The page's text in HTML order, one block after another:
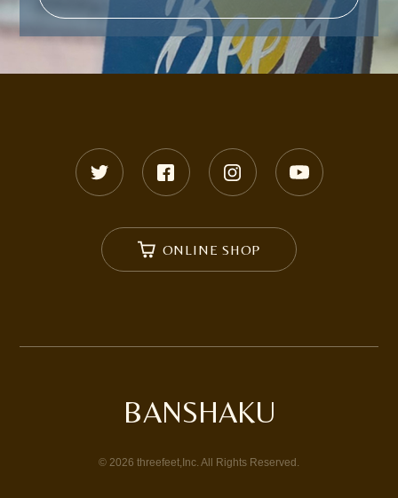
ONLINE SHOP
BANSHAKU
© 2026 threefeet,Inc. All Rights Reserved.